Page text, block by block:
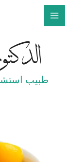
تخطي
MAIN
MENU
طبيب